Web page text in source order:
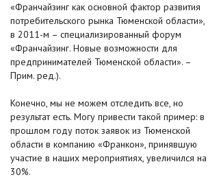
«Франчайзинг как основной фактор развития
потребительского рынка Тюменской области»,
в 2011-м – специализированный форум
«Франчайзинг. Новые возможности для
предпринимателей Тюменской области». –
Прим. ред.).
Конечно, мы не можем отследить все, но
результат есть. Могу привести такой пример: в
прошлом году поток заявок из Тюменской
области в компанию «Франкон», принявшую
участие в наших мероприятиях, увеличился на
30%.